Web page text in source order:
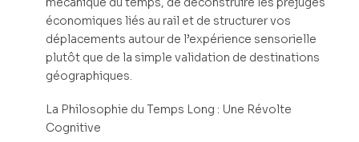
économiques liés au rail et de structurer vos
déplacements autour de l’expérience sensorielle
plutôt que de la simple validation de destinations
géographiques.
La Philosophie du Temps Long : Une Révolte
Cognitive